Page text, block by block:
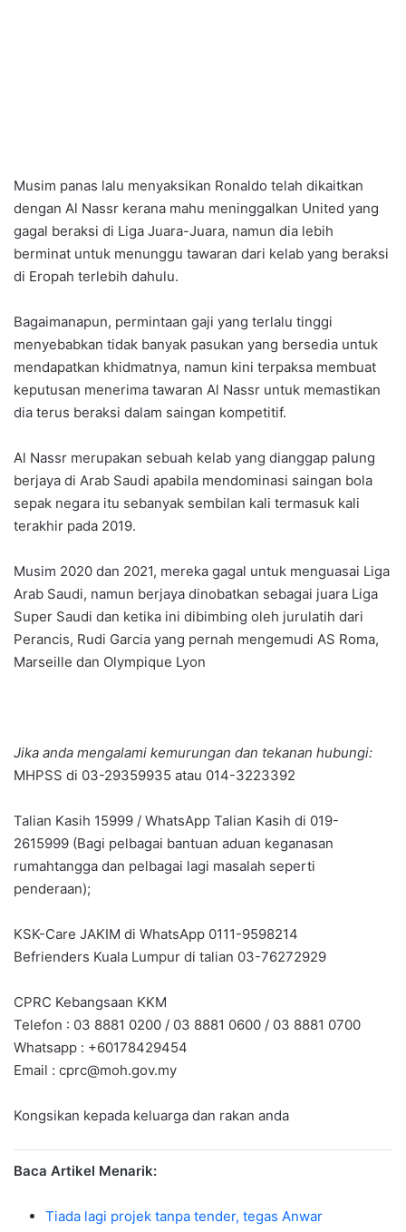
Musim panas lalu menyaksikan Ronaldo telah dikaitkan
dengan Al Nassr kerana mahu meninggalkan United yang
gagal beraksi di Liga Juara-Juara, namun dia lebih
berminat untuk menunggu tawaran dari kelab yang beraksi
di Eropah terlebih dahulu.
Bagaimanapun, permintaan gaji yang terlalu tinggi
menyebabkan tidak banyak pasukan yang bersedia untuk
mendapatkan khidmatnya, namun kini terpaksa membuat
keputusan menerima tawaran Al Nassr untuk memastikan
dia terus beraksi dalam saingan kompetitif.
Al Nassr merupakan sebuah kelab yang dianggap palung
berjaya di Arab Saudi apabila mendominasi saingan bola
sepak negara itu sebanyak sembilan kali termasuk kali
terakhir pada 2019.
Musim 2020 dan 2021, mereka gagal untuk menguasai Liga
Arab Saudi, namun berjaya dinobatkan sebagai juara Liga
Super Saudi dan ketika ini dibimbing oleh jurulatih dari
Perancis, Rudi Garcia yang pernah mengemudi AS Roma,
Marseille dan Olympique Lyon
Jika anda mengalami kemurungan dan tekanan hubungi:
MHPSS di 03-29359935 atau 014-3223392
Talian Kasih 15999 / WhatsApp Talian Kasih di 019-
2615999 (Bagi pelbagai bantuan aduan keganasan
rumahtangga dan pelbagai lagi masalah seperti
penderaan);
KSK-Care JAKIM di WhatsApp 0111-9598214
Befrienders Kuala Lumpur di talian 03-76272929
CPRC Kebangsaan KKM
Telefon : 03 8881 0200 / 03 8881 0600 / 03 8881 0700
Whatsapp : +60178429454
Email : cprc@moh.gov.my
Kongsikan kepada keluarga dan rakan anda
Baca Artikel Menarik:
Tiada lagi projek tanpa tender, tegas Anwar